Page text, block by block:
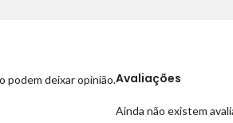
Avaliações
Ainda não existem
podem deixar opinião.